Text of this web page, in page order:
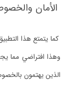
الأمان
كما يتمتع هذا
وهذا افتراضي مما
الذين يهتمون